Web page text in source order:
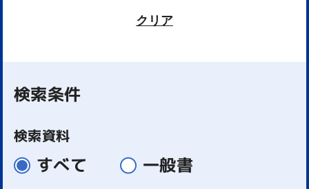
クリア
検索条件
検索資料
すべて
一般書